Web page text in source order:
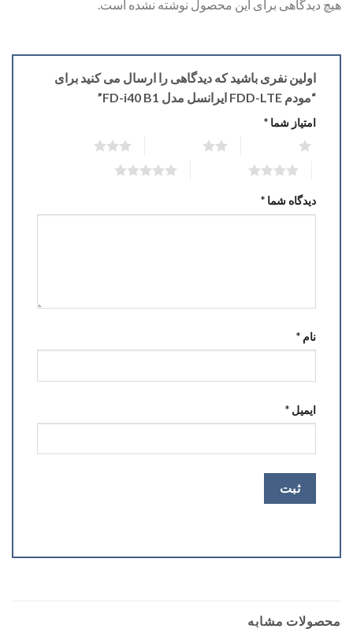
هیچ دیدگاهی برای این محصول نوشته نشده است.
اولین نفری باشید که دیدگاهی را ارسال می کنید برای
“مودم FDD-LTE ایرانسل مدل FD-i40 B1”
امتیاز شما *
دیدگاه شما *
نام *
ایمیل *
محصولات مشابه